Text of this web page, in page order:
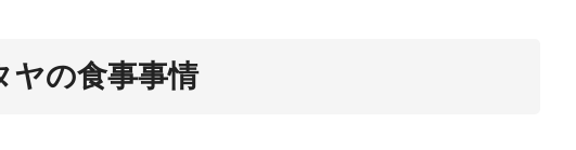
ヤの食事事情